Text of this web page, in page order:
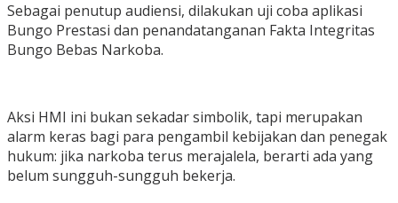
Sebagai penutup audiensi, dilakukan uji coba aplikasi
Bungo Prestasi dan penandatanganan Fakta Integritas
Bungo Bebas Narkoba.
Aksi HMI ini bukan sekadar simbolik, tapi merupakan
alarm keras bagi para pengambil kebijakan dan penegak
hukum: jika narkoba terus merajalela, berarti ada yang
belum sungguh-sungguh bekerja.